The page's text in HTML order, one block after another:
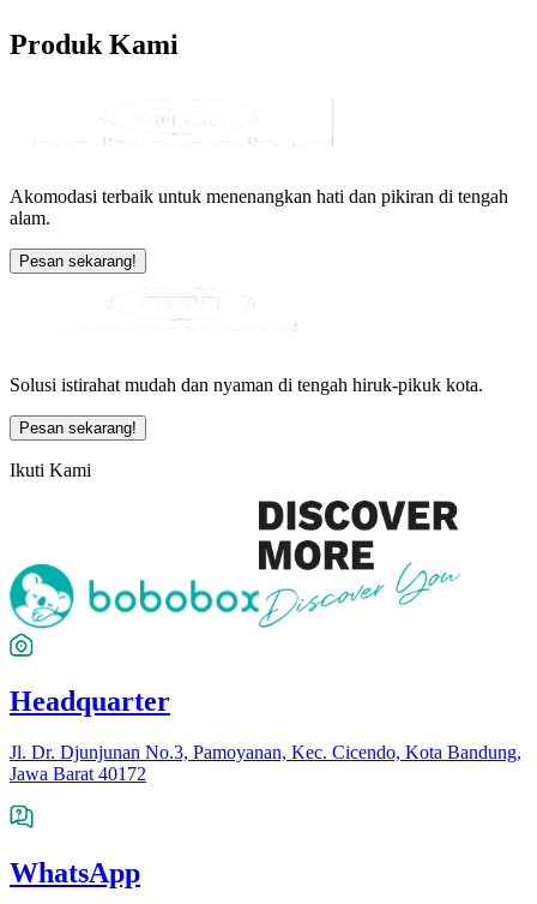
ProdukKami
Akomodasi terbaik untuk menenangkan hati dan pikiran di tengah
alam.
Pesan sekarang!
Solusi istirahat mudah dan nyaman di tengah hiruk-pikuk kota.
Pesan sekarang!
Ikuti Kami
Headquarter
Jl. Dr. Djunjunan No.3, Pamoyanan, Kec. Cicendo, Kota Bandung,
Jawa Barat 40172
WhatsApp